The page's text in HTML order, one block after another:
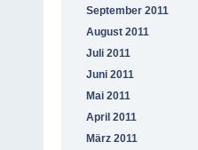
September 2011
August 2011
Juli 2011
Juni 2011
Mai 2011
April 2011
März 2011